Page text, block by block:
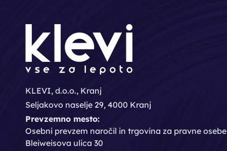
KLEVI, d.o.o., Kranj
Seljakovo naselje 29, 4000 Kranj
Prevzemno mesto:
Osebni prevzem naročil in trgovina za pravne osebe
Bleiweisova ulica 30